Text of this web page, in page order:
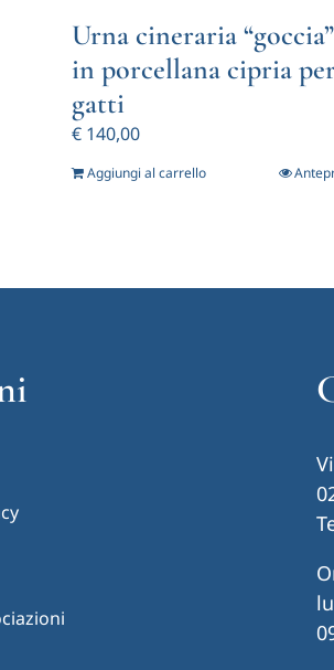
Urna cineraria “goccia”
in porcellana cipria
gatti
€ 140,00
Aggiungi al carrello